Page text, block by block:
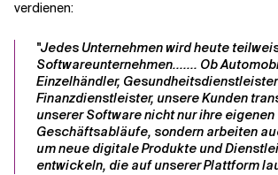
Verwandte Themen
verdienen:
"Jedes Unternehmen wird heute
Softwareunternehmen....... Ob
Einzelhändler,
Finanzdienstleister, unsere Kunden
unserer Software nicht nur ihre eigenen
Geschäftsabläufe, sondern arbeiten
um neue digitale Produkte und
entwickeln, die auf unserer Plattform